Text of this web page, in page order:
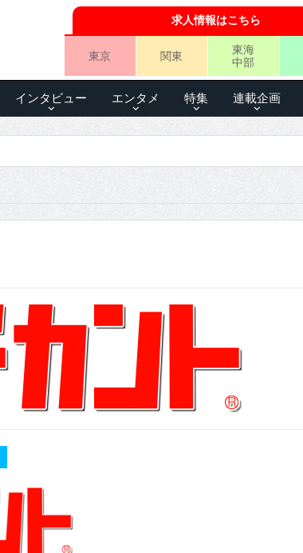
求人情報はこちら
東京 関東
東海
中部
インタビュー エンタメ 特集 連載企画